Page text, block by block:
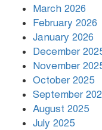
March 2026
February 2026
January 2026
December
November
October 2025
September
August 2025
July 2025